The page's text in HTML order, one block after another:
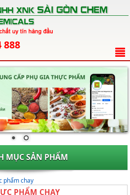
888
MỤC SẢN PHẨM
phẩm chay
PHẨM CHAY